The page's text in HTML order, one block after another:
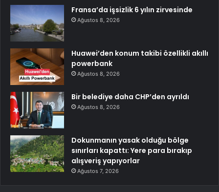
Fransa’da işsizlik 6 yılın zirvesinde
Ağustos 8, 2026
Huawei’den konum takibi özellikli akıllı
powerbank
Ağustos 8, 2026
Bir belediye daha CHP’den ayrıldı
Ağustos 8, 2026
Dokunmanın yasak olduğu bölge
sınırları kapattı: Yere para bırakıp
alışveriş yapıyorlar
Ağustos 7, 2026